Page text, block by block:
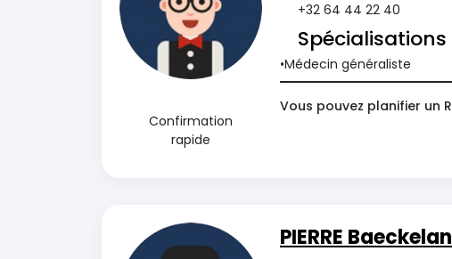
Confirmation
rapide
+32 64 44 22 40
Spécialisations
Médecin généraliste
Vous pouvez planifier un
PIERRE